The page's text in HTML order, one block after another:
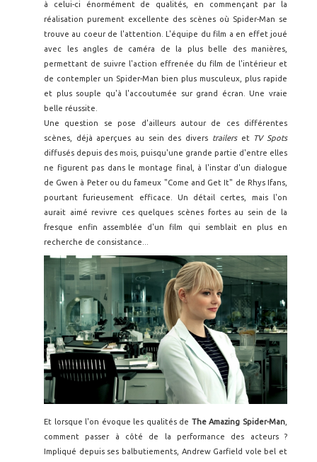
à celui-ci énormément de qualités, en commençant par la
réalisation purement excellente des scènes où Spider-Man se
trouve au coeur de l'attention. L'équipe du film a en effet joué
avec les angles de caméra de la plus belle des manières,
permettant de suivre l'action effrenée du film de l'intérieur et
de contempler un Spider-Man bien plus musculeux, plus rapide
et plus souple qu'à l'accoutumée sur grand écran. Une vraie
belle réussite.
Une question se pose d'ailleurs autour de ces différentes
scènes, déjà aperçues au sein des divers trailerset TV Spots
diffusés depuis des mois, puisqu'une grande partie d'entre elles
ne figurent pas dans le montage final, à l'instar d'un dialogue
de Gwen à Peter ou du fameux "Come and Get It" de Rhys Ifans,
pourtant furieusement efficace. Un détail certes, mais l'on
aurait aimé revivre ces quelques scènes fortes au sein de la
fresque enfin assemblée d'un film qui semblait en plus en
recherche de consistance...
Et lorsque l'on évoque les qualités de The Amazing Spider-Man
comment passer à côté de la performance des acteurs ?
Impliqué depuis ses balbutiements, Andrew Garfield vole bel et